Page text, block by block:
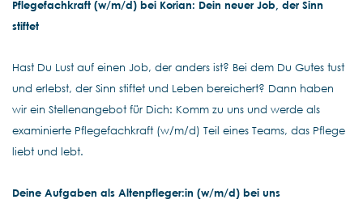
Pflegefachkraft (w/m/d) bei Korian: Dein neuer Job, der Sinn
stiftet
Hast Du Lust auf einen Job, der anders ist? Bei dem Du Gutes tust
und erlebst, der Sinn stiftet und Leben bereichert? Dann haben
wir ein Stellenangebot für Dich: Komm zu uns und werde als
examinierte Pflegefachkraft (w/m/d) Teil eines Teams, das Pflege
liebt und lebt.
Deine Aufgaben als Altenpfleger:in (w/m/d) bei uns